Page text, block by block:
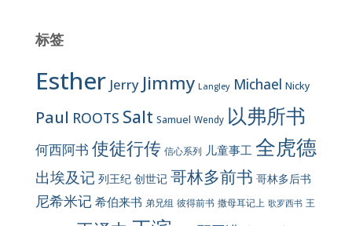
标签
Esther Jerry Jimmy Langley Michael Nicky
Paul ROOTS Salt Samuel Wendy 以弗所书
何西阿书 使徒行传 信心系列 儿童事工 全虎德
出埃及记 列王纪 创世记 哥林多前书 哥林多后书
尼希米记 希伯来书 弟兄组 彼得前书 撒母耳记上 歌罗西书 王